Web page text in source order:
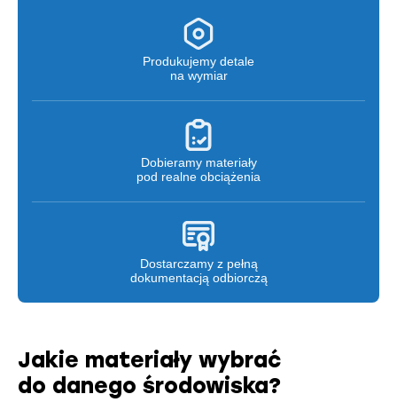
Produkujemy detale
na wymiar
Dobieramy materiały
pod realne obciążenia
Dostarczamy z pełną
dokumentacją odbiorczą
Jakie materiały wybrać
do danego środowiska?